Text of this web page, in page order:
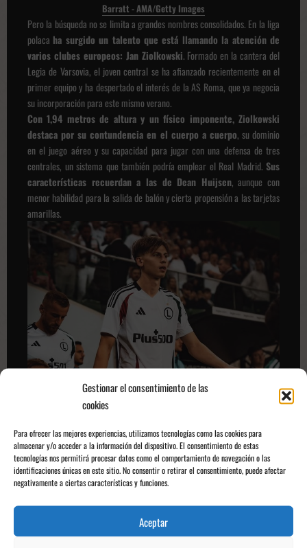
Gestionar el consentimiento de las
cookies
Para ofrecer las mejores experiencias, utilizamos tecnologías como las cookies para
almacenar y/o acceder a la información del dispositivo. El consentimiento de estas
tecnologías nos permitirá procesar datos como el comportamiento de navegación o las
identificaciones únicas en este sitio. No consentir o retirar el consentimiento, puede afectar
negativamente a ciertas características y funciones.
Aceptar
Barratt - AMA/Getty Images
Pero la búsqueda no se limita a grandes nombres consolidados. En la liga
polaca ha surgido un talento que está llamando la atención de
varios clubes europeos: Jan Ziolkowski. Formado en la cantera del
Legia de Varsovia, el joven central se ha afianzado recientemente en el
primer equipo y ha despertado el interés de la AS Roma, que ya negocia
su incorporación para este mismo verano.
Con 1,94 metros de altura y un físico imponente, Ziolkowski
destaca por su contundencia en el cuerpo a cuerpo, su dominio
en el juego aéreo y su capacidad para jugar con una defensa de tres
centrales, un sistema que también podría emplear el Real Madrid. Sus
características recuerdan a las de Dean Huijsen, aunque con
menor habilidad para la salida de balón y cierta propensión a las tarjetas
amarillas.
Jan Ziolkowski saliendo al terreno de juego en un partido con el
Legia de Varsovia | Fabrizio Romano
La Roma planea pulir su juego bajo las órdenes de Gian Piero Gasperini,
pero en la capital española no perderán de vista su evolución. Tanto
la zaga: uno inmediato y de peso, otro joven y de futuro.